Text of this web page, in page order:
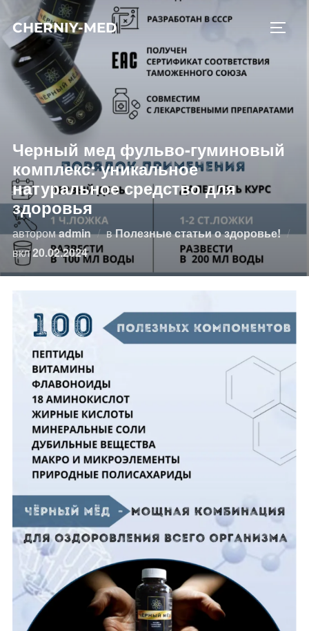
Перейти
содержимому
CHERNIY-MED
Черный мед фульво-гуминовый
комплекс: уникальное
натуральное средство для
здоровья
авторомadmin вПолезные статьи о здоровье!
вклОпубликовано
20.02.2024